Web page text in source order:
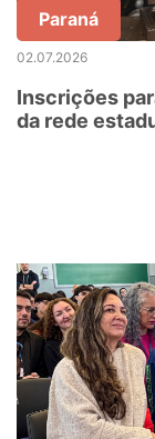
Paraná
02.07.2026
Inscrições
da rede